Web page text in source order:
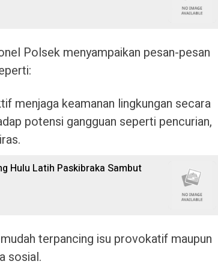
Polsek menyampaikan pesan-pesan
menjaga keamanan lingkungan secara
potensi gangguan seperti pencurian,
Hulu Latih Paskibraka Sambut
terpancing isu provokatif maupun
sosial.